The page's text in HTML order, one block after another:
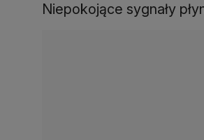
Niepokojące sygnały